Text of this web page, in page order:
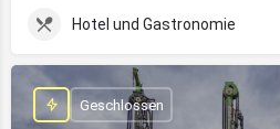
Hotel und Gastronomie
Geschlossen